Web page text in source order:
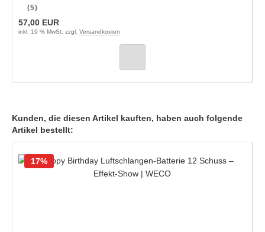
(5)
57,00 EUR
inkl. 19 % MwSt. zzgl. Versandkosten
Kunden, die diesen Artikel kauften, haben auch folgende
Artikel bestellt:
17%